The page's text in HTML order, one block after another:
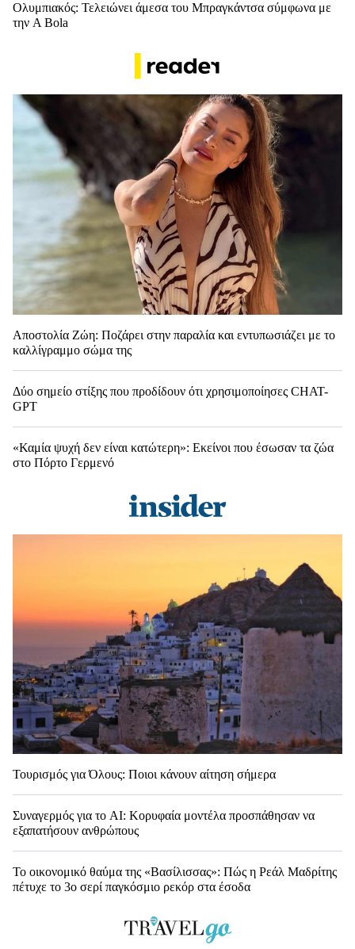
Ολυμπιακός: Τελειώνει άμεσα του Μπραγκάντσα σύμφωνα με
την A Bola
Αποστολία Ζώη: Ποζάρει στην παραλία και εντυπωσιάζει με το
καλλίγραμμο σώμα της
Δύο σημείο στίξης που προδίδουν ότι χρησιμοποίησες CHAT-
GPT
«Καμία ψυχή δεν είναι κατώτερη»: Εκείνοι που έσωσαν τα ζώα
στο Πόρτο Γερμενό
Τουρισμός για Όλους: Ποιοι κάνουν αίτηση σήμερα
Συναγερμός για το AI: Κορυφαία μοντέλα προσπάθησαν να
εξαπατήσουν ανθρώπους
Το οικονομικό θαύμα της «Βασίλισσας»: Πώς η Ρεάλ Μαδρίτης
πέτυχε το 3ο σερί παγκόσμιο ρεκόρ στα έσοδα